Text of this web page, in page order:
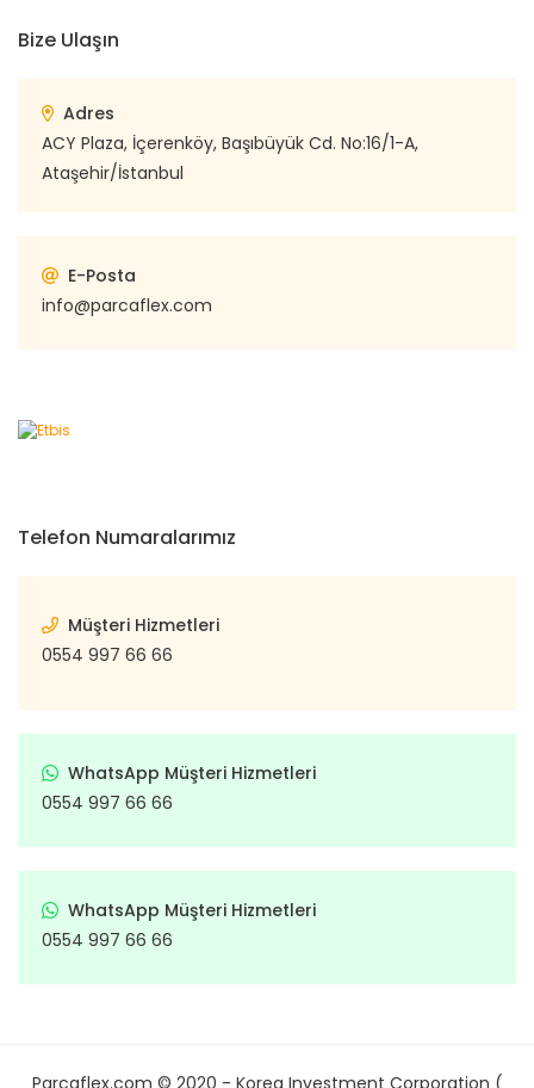
Bize Ulaşın
Adres
ACY Plaza, İçerenköy, Başıbüyük Cd. No:16/1-A,
Ataşehir/İstanbul
E-Posta
info@parcaflex.com
Telefon Numaralarımız
Müşteri Hizmetleri
0554 997 66 66
WhatsApp Müşteri Hizmetleri
0554 997 66 66
WhatsApp Müşteri Hizmetleri
0554 997 66 66
Parcaflex.com © 2020 - Korea Investment Corporation (